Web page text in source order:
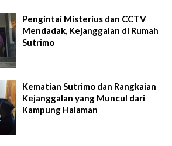
Pengintai Misterius dan CCTV
Mendadak, Kejanggalan di Rumah
Sutrimo
Kematian Sutrimo dan Rangkaian
Kejanggalan yang Muncul dari
Kampung Halaman